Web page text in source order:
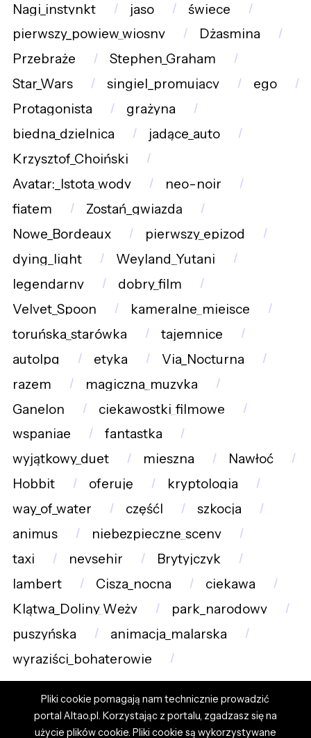
Nagi_instynkt
jaso
świece
pierwszy_powiew_wiosny
Dżasmina
Przebraże
Stephen_Graham
Star_Wars
singiel_promujący
ego
Protagonista
grażyna
biedna_dzielnica
jadące_auto
Krzysztof_Choiński
Avatar:_Istota_wody
neo-noir
fiatem
Zostań_gwiazdą
Nowe_Bordeaux
pierwszy_epizod
dying_light
Weyland_Yutani
legendarny
dobry_film
Velvet_Spoon
kameralne_miejsce
toruńska_starówka
tajemnice
autolpg
etyka
Via_Nocturna
razem
magiczna_muzyka
Ganelon
ciekawostki_filmowe
wspaniae
fantastka
wyjątkowy_duet
mieszna
Nawłoć
Hobbit
oferuję
kryptologia
way_of_water
częśćI
szkocja
animus
niebezpieczne_sceny
taxi
nevsehir
Brytyjczyk
lambert
Cisza_nocna
ciekawa
Klątwa_Doliny_Węży
park_narodowy
puszyńska
animacja_malarska
wyraziści_bohaterowie
Pliki cookie pomagają nam technicznie prowadzić
portal Altao.pl. Korzystając z portalu, zgadzasz się na
użycie plików cookie. Pliki cookie są wykorzystywane